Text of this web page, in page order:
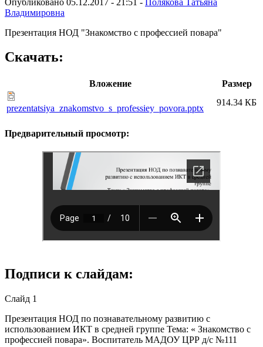
Владимировна
Презентация НОД "Знакомство с профессией повара"
Скачать:
Вложение Размер
prezentatsiya_znakomstvo_s_professiey_povora.pptx
914.34 КБ
Предварительный просмотр:
Подписи к слайдам:
Слайд 1
Презентация НОД по познавательному развитию с
использованием ИКТ в средней группе Тема: « Знакомство с
профессией повара». Воспитатель МАДОУ ЦРР д/с №111